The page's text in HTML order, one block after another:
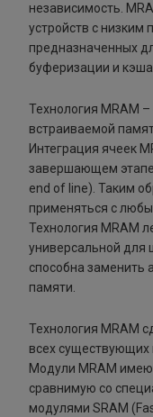
независимость.
устройств с низким
предназначенных
буферизации и
Технология MRAM
встраиваемой
Интеграция ячеек
завершающем этапе
end of line). Таким
применяться с
Технология MRAM
универсальной для
способна заменить
памяти.
Технология MRAM
всех существующих
Модули MRAM
сравнимую со
модулями SRAM